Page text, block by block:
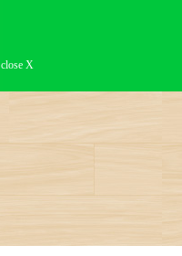
close X